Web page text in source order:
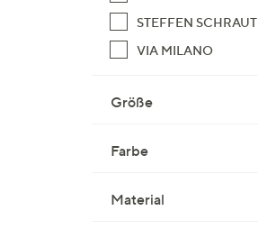
STEFFEN SCHRAUT
VIA MILANO
Größe
Farbe
Material